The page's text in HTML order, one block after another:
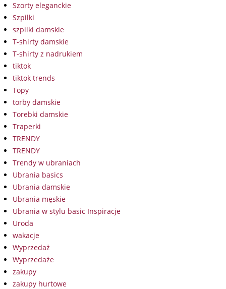
Szorty eleganckie
Szpilki
szpilki damskie
T-shirty damskie
T-shirty z nadrukiem
tiktok
tiktok trends
Topy
torby damskie
Torebki damskie
Traperki
TRENDY
TRENDY
Trendy w ubraniach
Ubrania basics
Ubrania damskie
Ubrania męskie
Ubrania w stylu basic Inspiracje
Uroda
wakacje
Wyprzedaż
Wyprzedaże
zakupy
zakupy hurtowe